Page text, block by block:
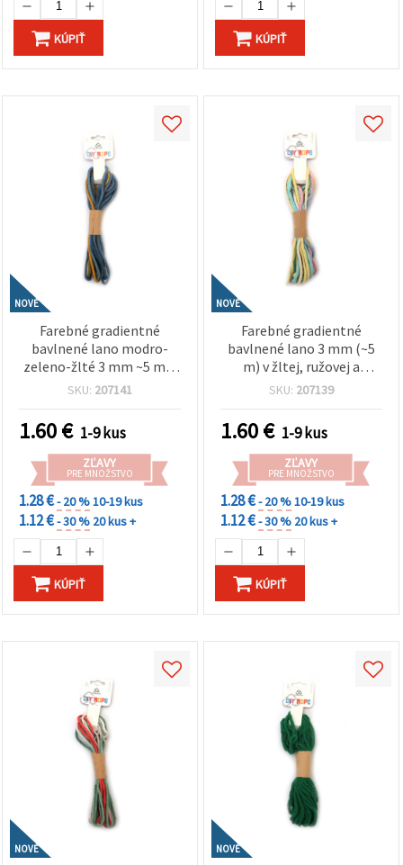
KÚPIŤ KÚPIŤ
NOVÉ
Farebné gradientné
bavlnené lano modro-
zeleno-žlté 3 mm ~5 m –
ideálne na makramé,
SKU: 207141
1.60€ 1-9 kus
ZĽAVY
PRE MNOŽSTVO
1.28 €- 20 %10-19 kus
1.12 €- 30 % 20 kus +
KÚPIŤ
NOVÉ
Farebné gradientné
bavlnené lano 3 mm (~5
m) v žltej, ružovej a
svetlomodrej – ideálne na
kreatívne DIY tvorenie
SKU: 207139
1.60€ 1-9 kus
ZĽAVY
PRE MNOŽSTVO
1.28 €- 20 %10-19 kus
1.12 €- 30 % 20 kus +
KÚPIŤ
NOVÉ NOVÉ